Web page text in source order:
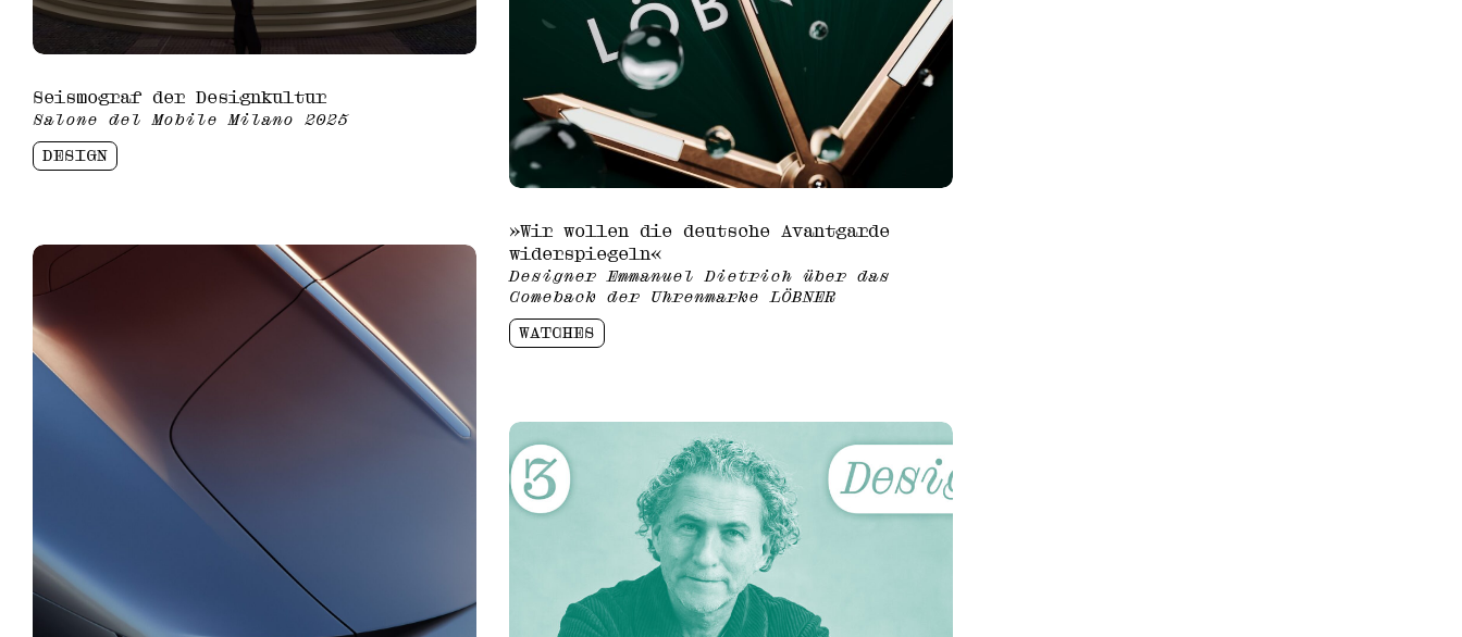
Seismograf der Designkultur
Salone del Mobile Milano 2025
DESIGN
»Wir wollen die deutsche Avantgarde
widerspiegeln«
Designer Emmanuel Dietrich über das
Comeback der Uhrenmarke LÖBNER
WATCHES